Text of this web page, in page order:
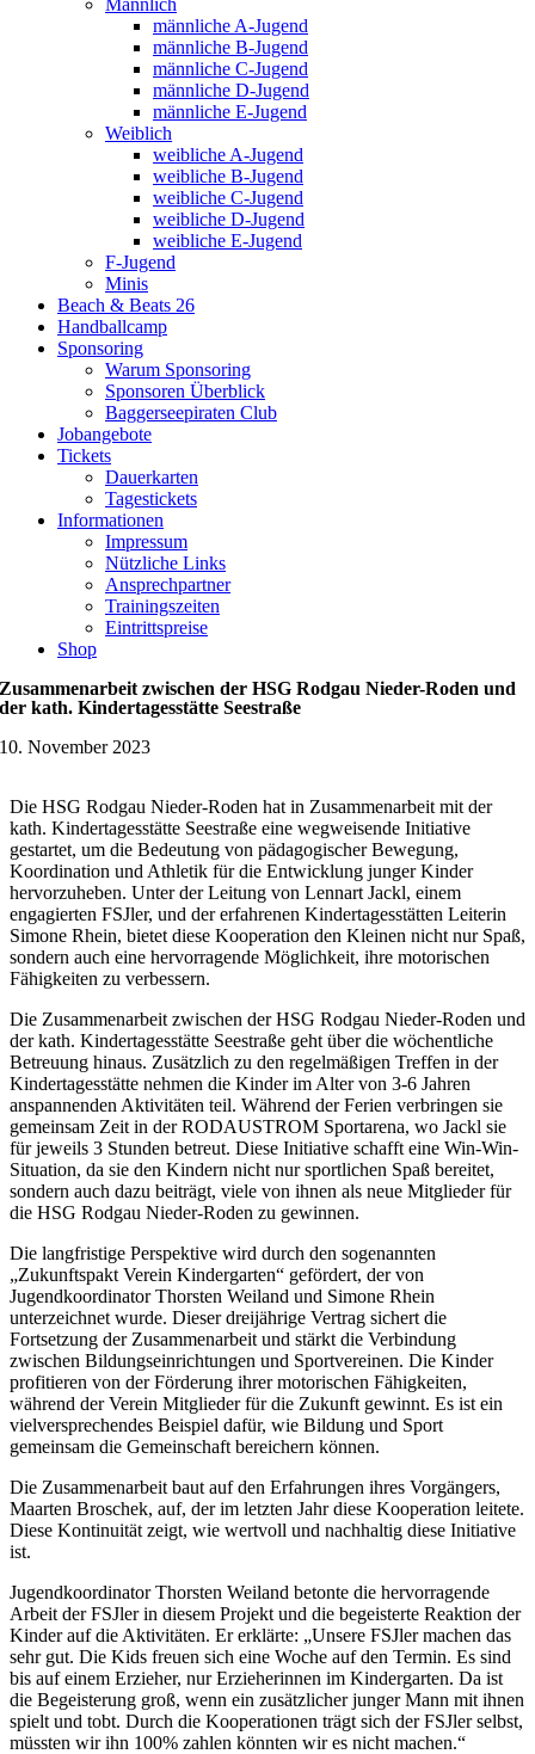
Männlich
männliche A-Jugend
männliche B-Jugend
männliche C-Jugend
männliche D-Jugend
männliche E-Jugend
Weiblich
weibliche A-Jugend
weibliche B-Jugend
weibliche C-Jugend
weibliche D-Jugend
weibliche E-Jugend
F-Jugend
Minis
Beach & Beats 26
Handballcamp
Sponsoring
Warum Sponsoring
Sponsoren Überblick
Baggerseepiraten Club
Jobangebote
Tickets
Dauerkarten
Tagestickets
Informationen
Impressum
Nützliche Links
Ansprechpartner
Trainingszeiten
Eintrittspreise
Shop
Zusammenarbeit zwischen der HSG Rodgau Nieder-Roden und
der kath. Kindertagesstätte Seestraße
10. November 2023
Die HSG Rodgau Nieder-Roden hat in Zusammenarbeit mit der
kath. Kindertagesstätte Seestraße eine wegweisende Initiative
gestartet, um die Bedeutung von pädagogischer Bewegung,
Koordination und Athletik für die Entwicklung junger Kinder
hervorzuheben. Unter der Leitung von Lennart Jackl, einem
engagierten FSJler, und der erfahrenen Kindertagesstätten Leiterin
Simone Rhein, bietet diese Kooperation den Kleinen nicht nur Spaß,
sondern auch eine hervorragende Möglichkeit, ihre motorischen
Fähigkeiten zu verbessern.
Die Zusammenarbeit zwischen der HSG Rodgau Nieder-Roden und
der kath. Kindertagesstätte Seestraße geht über die wöchentliche
Betreuung hinaus. Zusätzlich zu den regelmäßigen Treffen in der
Kindertagesstätte nehmen die Kinder im Alter von 3-6 Jahren
anspannenden Aktivitäten teil. Während der Ferien verbringen sie
gemeinsam Zeit in der RODAUSTROM Sportarena, wo Jackl sie
für jeweils 3 Stunden betreut. Diese Initiative schafft eine Win-Win-
Situation, da sie den Kindern nicht nur sportlichen Spaß bereitet,
sondern auch dazu beiträgt, viele von ihnen als neue Mitglieder für
die HSG Rodgau Nieder-Roden zu gewinnen.
Die langfristige Perspektive wird durch den sogenannten
„Zukunftspakt Verein Kindergarten“ gefördert, der von
Jugendkoordinator Thorsten Weiland und Simone Rhein
unterzeichnet wurde. Dieser dreijährige Vertrag sichert die
Fortsetzung der Zusammenarbeit und stärkt die Verbindung
zwischen Bildungseinrichtungen und Sportvereinen. Die Kinder
profitieren von der Förderung ihrer motorischen Fähigkeiten,
während der Verein Mitglieder für die Zukunft gewinnt. Es ist ein
vielversprechendes Beispiel dafür, wie Bildung und Sport
gemeinsam die Gemeinschaft bereichern können.
Die Zusammenarbeit baut auf den Erfahrungen ihres Vorgängers,
Maarten Broschek, auf, der im letzten Jahr diese Kooperation leitete.
Diese Kontinuität zeigt, wie wertvoll und nachhaltig diese Initiative
ist.
Jugendkoordinator Thorsten Weiland betonte die hervorragende
Arbeit der FSJler in diesem Projekt und die begeisterte Reaktion der
Kinder auf die Aktivitäten. Er erklärte: „Unsere FSJler machen das
sehr gut. Die Kids freuen sich eine Woche auf den Termin. Es sind
bis auf einem Erzieher, nur Erzieherinnen im Kindergarten. Da ist
die Begeisterung groß, wenn ein zusätzlicher junger Mann mit ihnen
spielt und tobt. Durch die Kooperationen trägt sich der FSJler selbst,
müssten wir ihn 100% zahlen könnten wir es nicht machen.“